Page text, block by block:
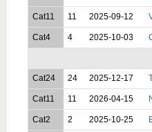
Cat11 11 2025-09-12
Cat4 4 2025-10-03
Cat24 24 2025-12-17
Cat11 11 2026-04-15
Cat2 2 2025-10-25